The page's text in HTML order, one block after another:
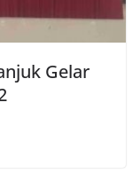
Gelar